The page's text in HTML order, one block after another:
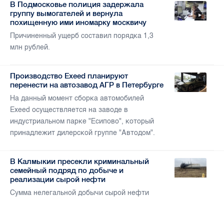
В Подмосковье полиция задержала
группу вымогателей и вернула
похищенную ими иномарку москвичу
Причиненный ущерб составил порядка 1,3
млн рублей.
Производство Exeed планируют
перенести на автозавод АГР в Петербурге
На данный момент сборка автомобилей
Exeed осуществляется на заводе в
индустриальном парке "Есипово", который
принадлежит дилерской группе "Автодом".
В Калмыкии пресекли криминальный
семейный подряд по добыче и
реализации сырой нефти
Сумма нелегальной добычи сырой нефти